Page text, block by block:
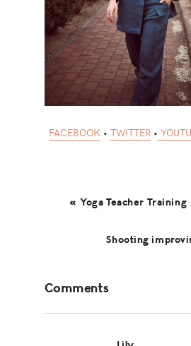
FACEBOOK • TWITTER •
« Yoga Teacher Training
Shooting
Interactions
Comments